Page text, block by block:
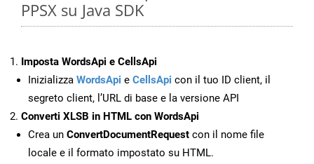
PPSX su Java SDK
Imposta WordsApi e CellsApi
Inizializza WordsApi e CellsApi con il tuo ID client, il
segreto client, l’URL di base e la versione API
Converti XLSB in HTML con WordsApi
Crea un ConvertDocumentRequest con il nome file
locale e il formato impostato su HTML.